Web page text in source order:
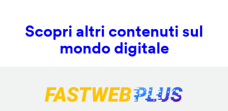
Scopri altri contenuti sul
mondo digitale